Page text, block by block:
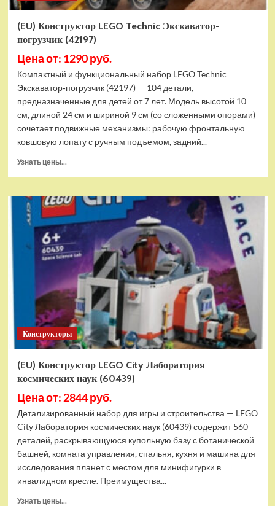
(EU) Конструктор LEGO Technic Экскаватор-
погрузчик (42197)
Цена от: 1290 руб.
Компактный и функциональный набор LEGO Technic
Экскаватор‑погрузчик (42197) — 104 детали,
предназначенные для детей от 7 лет. Модель высотой 10
см, длиной 24 см и шириной 9 см (со сложенными опорами)
сочетает подвижные механизмы: рабочую фронтальную
ковшовую лопату с ручным подъемом, задний...
Узнать цены...
(EU)
Конструктор
LEGO
Technic
Экскаватор-
погрузчик
(42197)
Конструкторы
(EU) Конструктор LEGO City Лаборатория
космических наук (60439)
Цена от: 2844 руб.
Детализированный набор для игры и строительства — LEGO
City Лаборатория космических наук (60439) содержит 560
деталей, раскрывающуюся купольную базу с ботанической
башней, комната управления, спальня, кухня и машина для
исследования планет с местом для минифигурки в
инвалидном кресле. Преимущества...
Узнать цены...